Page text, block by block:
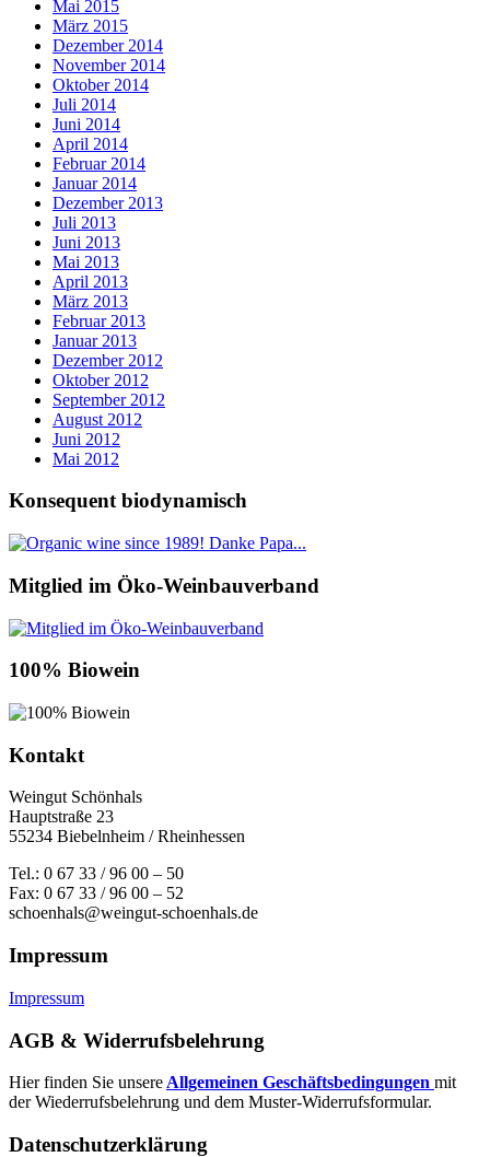
Mai 2015
März 2015
Dezember 2014
November 2014
Oktober 2014
Juli 2014
Juni 2014
April 2014
Februar 2014
Januar 2014
Dezember 2013
Juli 2013
Juni 2013
Mai 2013
April 2013
März 2013
Februar 2013
Januar 2013
Dezember 2012
Oktober 2012
September 2012
August 2012
Juni 2012
Mai 2012
Konsequent biodynamisch
Mitglied im Öko-Weinbauverband
100% Biowein
Kontakt
Weingut Schönhals
Hauptstraße 23
55234 Biebelnheim / Rheinhessen
Tel.: 0 67 33 / 96 00 – 50
Fax: 0 67 33 / 96 00 – 52
schoenhals@weingut-schoenhals.de
Impressum
Impressum
AGB & Widerrufsbelehrung
Hier finden Sie unsere Allgemeinen Geschäftsbedingungen mit
der Wiederrufsbelehrung und dem Muster-Widerrufsformular.
Datenschutzerklärung